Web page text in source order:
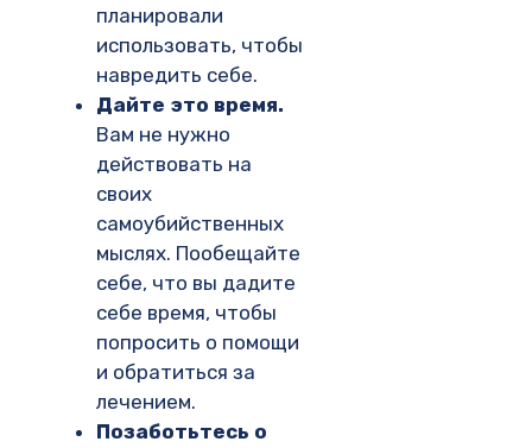
планировали
использовать, чтобы
навредить себе.
Дайте это время.
Вам не нужно
действовать на
своих
самоубийственных
мыслях. Пообещайте
себе, что вы дадите
себе время, чтобы
попросить о помощи
и обратиться за
лечением.
Позаботьтесь о